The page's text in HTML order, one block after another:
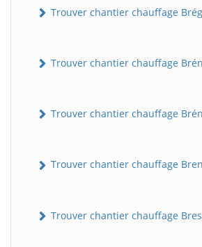
Trouver chantier chauffage
Trouver chantier chauffage
Trouver chantier chauffage
Trouver chantier chauffage
Trouver chantier chauffage